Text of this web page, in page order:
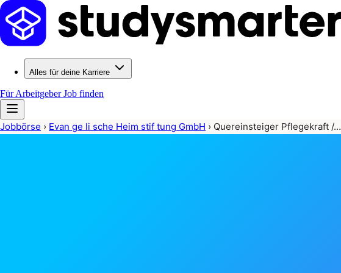
Alles für deine Karriere
Für ArbeitgeberJob finden
Jobbörse › Evan ge li sche Heim stif tung GmbH › Quereinsteiger Pflegekraft /…